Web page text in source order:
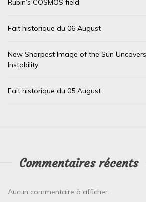
Rubin’s COSMOS field
Fait historique du 06 August
New Sharpest Image of the Sun Uncovers
Instability
Fait historique du 05 August
Commentaires récents
Aucun commentaire à afficher.